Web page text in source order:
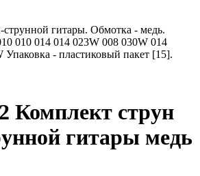
гитары. Обмотка - медь.
010 014 014 023W 008 030W 014
Упаковка - пластиковый пакет [15].
Комплект струн
гитары медь